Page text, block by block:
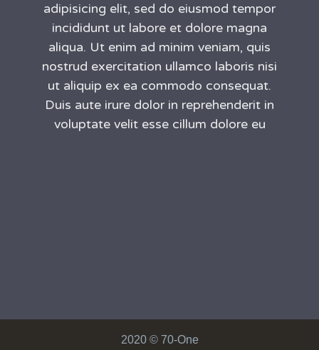
adipisicing elit, sed do eiusmod tempor
incididunt ut labore et dolore magna
aliqua. Ut enim ad minim veniam, quis
nostrud exercitation ullamco laboris nisi
ut aliquip ex ea commodo consequat.
Duis aute irure dolor in reprehenderit in
voluptate velit esse cillum dolore eu
2020 © 70-One